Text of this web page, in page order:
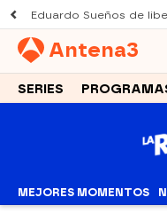
Eduardo Sueños de
Antena3
SERIES
MEJORES MOMENTOS